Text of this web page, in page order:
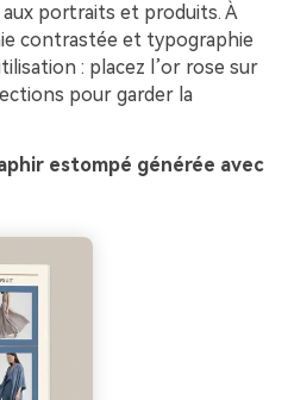
portraits et produits. À
contrastée et typographie
: placez l’or rose sur
pour garder la
estompé générée avec